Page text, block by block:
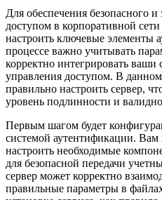
Для обеспечения безопасного
доступом в корпоративной сети
настроить ключевые элементы
процессе важно учитывать
корректно интегрировать ваши
управления доступом. В
правильно настроить сервер,
уровень подлинности и
Первым шагом будет
системой аутентификации. Вам
настроить необходимые
для безопасной передачи
сервер может корректно
правильные параметры в